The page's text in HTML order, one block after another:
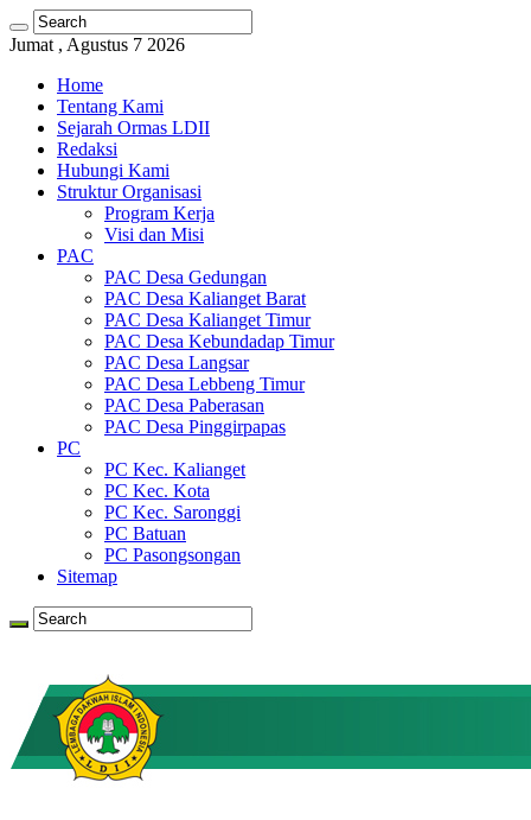
Jumat , Agustus 7 2026
Home
Tentang Kami
Sejarah Ormas LDII
Redaksi
Hubungi Kami
Struktur Organisasi
Program Kerja
Visi dan Misi
PAC
PAC Desa Gedungan
PAC Desa Kalianget Barat
PAC Desa Kalianget Timur
PAC Desa Kebundadap Timur
PAC Desa Langsar
PAC Desa Lebbeng Timur
PAC Desa Paberasan
PAC Desa Pinggirpapas
PC
PC Kec. Kalianget
PC Kec. Kota
PC Kec. Saronggi
PC Batuan
PC Pasongsongan
Sitemap